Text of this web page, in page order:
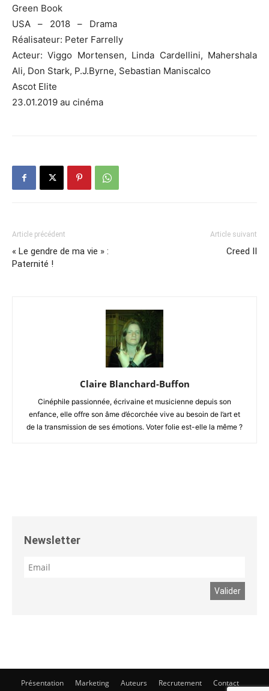
Green Book
USA – 2018 – Drama
Réalisateur: Peter Farrelly
Acteur: Viggo Mortensen, Linda Cardellini, Mahershala
Ali, Don Stark, P.J.Byrne, Sebastian Maniscalco
Ascot Elite
23.01.2019 au cinéma
Article précédent
« Le gendre de ma vie » :
Paternité !
Article suivant
Creed II
Claire Blanchard-Buffon
Cinéphile passionnée, écrivaine et musicienne depuis son
enfance, elle offre son âme d’écorchée vive au besoin de l’art et
de la transmission de ses émotions. Voter folie est-elle la même ?
Newsletter
Présentation Marketing Auteurs Recrutement
Contact